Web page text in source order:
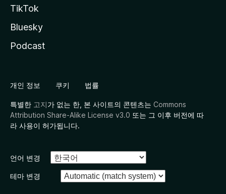
TikTok
Bluesky
Podcast
개인 정보 쿠키 법률
특별한 고지가 없는 한, 본 사이트의 콘텐츠는 Commons
Attribution Share-Alike License v3.0 또는 그 이후 버전에 따
라 사용이 허가됩니다.
언어 변경
테마 변경